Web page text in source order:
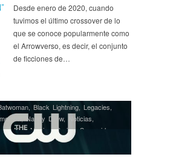
Desde enero de 2020, cuando
tuvimos el último crossover de lo
que se conoce popularmente como
el Arrowverso, es decir, el conjunto
de ficciones de…
, Black Lightning, Legacies,
Nancy Drew, Noticias,
New Mexico,Series, Supergirl,
,Supernatural,Swamp Thing
,Walker